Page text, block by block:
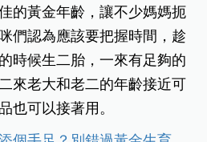
的黃金年齡，讓不少媽媽扼
們認為應該要把握時間，趁
時候生二胎，一來有足夠的
來老大和老二的年齡接近可
也可以接著用。